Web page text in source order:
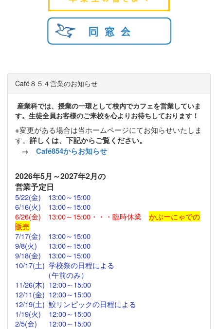
Café８５４営業のお知らせ
産業科では、授業の一環として校内でカフェを営業していま
す。生徒全員お客様のご来校を心よりお待ちしております！
※変更がある場合は当ホームページにてお知らせいたしま
す。 詳しくは、下記からご覧ください。
→ Café854からお知らせ
2026年5月～2027年2月の
営業予定日
5/22(金) 13:00～15:00
6/16(火) 13:00～15:00
6/26(金) 13:00～15:00・・・臨時休業 かぶーにゃでの
販売
7/17(金) 13:00～15:00
9/8(火) 13:00～15:00
9/18(金) 13:00～15:00
10/17(土) 学校祭の日程による
（午前のみ）
11/26(木) 12:00～15:00
12/11(金) 12:00～15:00
12/19(土) 鮫リンピックの日程による
1/19(火) 12:00～15:00
2/5(金) 12:00～15:00